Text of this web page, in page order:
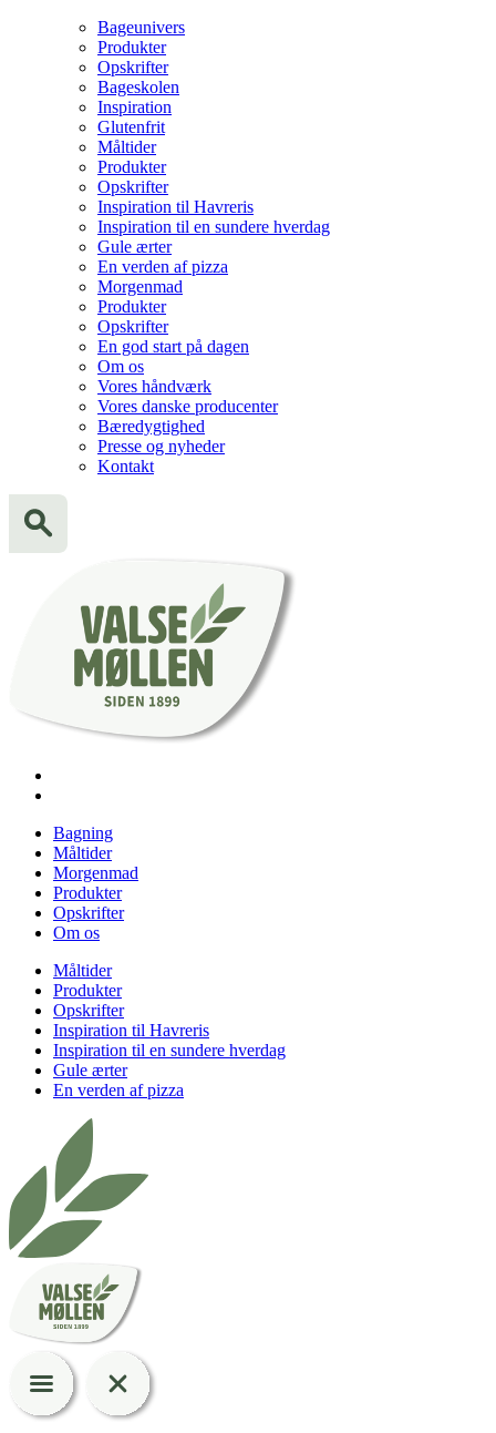
Bageunivers
Produkter
Opskrifter
Bageskolen
Inspiration
Glutenfrit
Måltider
Produkter
Opskrifter
Inspiration til Havreris
Inspiration til en sundere hverdag
Gule ærter
En verden af pizza
Morgenmad
Produkter
Opskrifter
En god start på dagen
Om os
Vores håndværk
Vores danske producenter
Bæredygtighed
Presse og nyheder
Kontakt
Bagning
Måltider
Morgenmad
Produkter
Opskrifter
Om os
Måltider
Produkter
Opskrifter
Inspiration til Havreris
Inspiration til en sundere hverdag
Gule ærter
En verden af pizza